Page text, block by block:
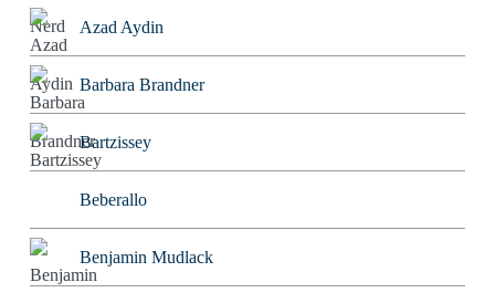
Azad Aydin
Barbara Brandner
Bartzissey
Beberallo
Benjamin Mudlack